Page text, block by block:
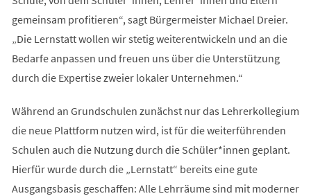
gemeinsam profitieren“, sagt Bürgermeister Michael Dreier.
„Die Lernstatt wollen wir stetig weiterentwickeln und an die
Bedarfe anpassen und freuen uns über die Unterstützung
durch die Expertise zweier lokaler Unternehmen.“
Während an Grundschulen zunächst nur das Lehrerkollegium
die neue Plattform nutzen wird, ist für die weiterführenden
Schulen auch die Nutzung durch die Schüler*innen geplant.
Hierfür wurde durch die „Lernstatt“ bereits eine gute
Ausgangsbasis geschaffen: Alle Lehrräume sind mit moderner